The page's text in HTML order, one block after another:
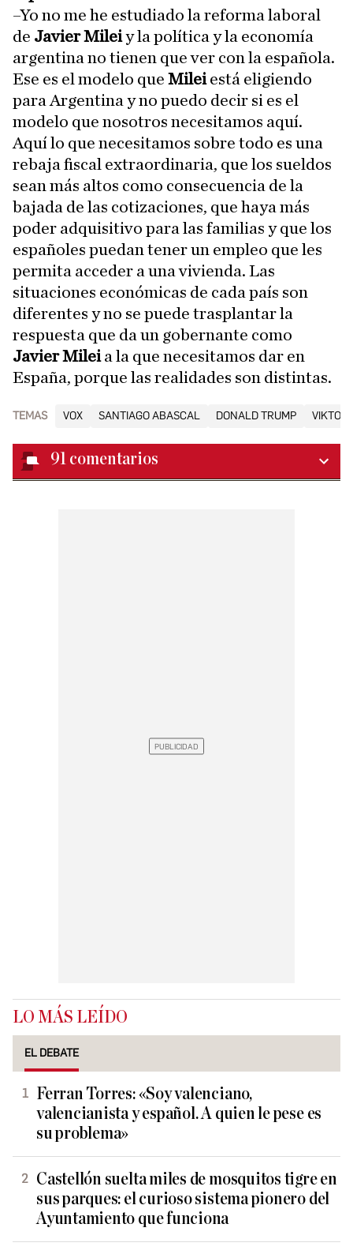
–Yo no me he estudiado la reforma laboral
de Javier Mileiy la política y la economía
argentina no tienen que ver con la española.
Ese es el modelo que Mileiestá eligiendo
para Argentina y no puedo decir si es el
modelo que nosotros necesitamos aquí.
Aquí lo que necesitamos sobre todo es una
rebaja fiscal extraordinaria, que los sueldos
sean más altos como consecuencia de la
bajada de las cotizaciones, que haya más
poder adquisitivo para las familias y que los
españoles puedan tener un empleo que les
permita acceder a una vivienda. Las
situaciones económicas de cada país son
diferentes y no se puede trasplantar la
respuesta que da un gobernante como
Javier Mileia la que necesitamos dar en
España, porque las realidades son distintas.
TEMAS VOX SANTIAGO ABASCAL DONALD TRUMP VIKTOR
91 comentarios
LO MÁS LEÍDO
EL DEBATE
Ferran Torres: «Soy valenciano,
valencianista y español. A quien le pese es
su problema»
Castellón suelta miles de mosquitos tigre en
sus parques: el curioso sistema pionero del
Ayuntamiento que funciona